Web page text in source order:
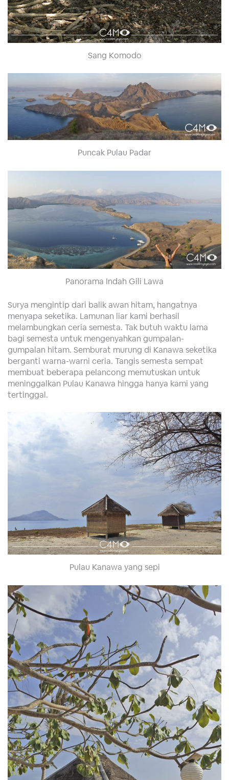
Sang Komodo
Puncak Pulau Padar
Panorama Indah Gili Lawa
Surya mengintip dari balik awan hitam, hangatnya
menyapa seketika. Lamunan liar kami berhasil
melambungkan ceria semesta. Tak butuh waktu lama
bagi semesta untuk mengenyahkan gumpalan-
gumpalan hitam. Semburat murung di Kanawa seketika
berganti warna-warni ceria. Tangis semesta sempat
membuat beberapa pelancong memutuskan untuk
meninggalkan Pulau Kanawa hingga hanya kami yang
tertinggal.
Pulau Kanawa yang sepi